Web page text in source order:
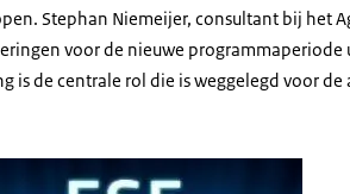
Stephan Niemeijer, consultant bij het
voor de nieuwe programmaperiode
is de centrale rol die is weggelegd voor de